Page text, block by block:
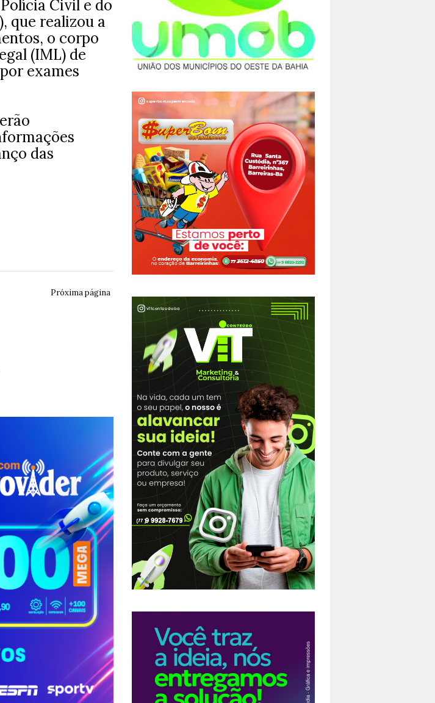
Civil e do
que realizou a
o corpo
(IML) de
exames
das
Próxima página